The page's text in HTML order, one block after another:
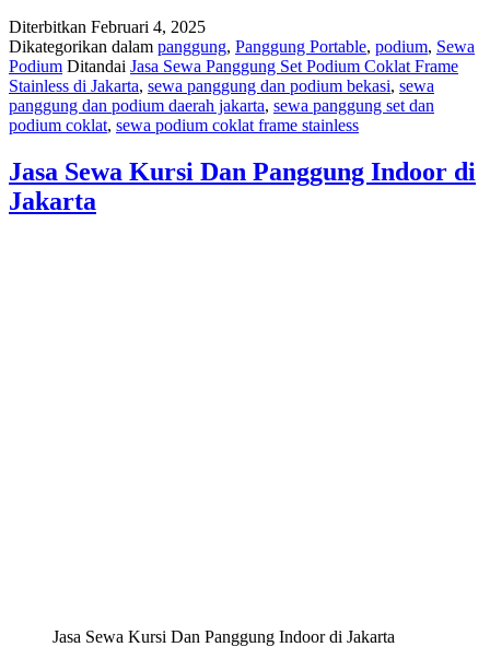
Diterbitkan Februari 4, 2025
Dikategorikan dalam panggung, Panggung Portable, podium, Sewa
Podium Ditandai Jasa Sewa Panggung Set Podium Coklat Frame
Stainless di Jakarta, sewa panggung dan podium bekasi, sewa
panggung dan podium daerah jakarta, sewa panggung set dan
podium coklat, sewa podium coklat frame stainless
Jasa Sewa Kursi Dan Panggung Indoor di
Jakarta
Jasa Sewa Kursi Dan Panggung Indoor di Jakarta